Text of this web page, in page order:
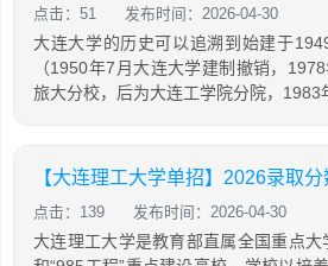
点击：51 发布时间：2026-04-30
大连大学的历史可以追溯到始建于
（1950年7月大连大学建制撤销，
旅大分校，后为大连工学院分院，1983
点击：139 发布时间：2026-04-30
大连理工大学是教育部直属全国重点大